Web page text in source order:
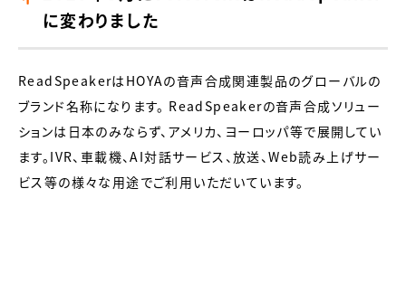
に変わりました
ReadSpeakerはHOYAの音声合成関連製品のグローバルの
ブランド名称になります。 ReadSpeakerの音声合成ソリュー
ションは日本のみならず、アメリカ、ヨーロッパ等で展開してい
ます。IVR、車載機、AI対話サービス、放送、Web読み上げサー
ビス等の様々な用途でご利用いただいています。